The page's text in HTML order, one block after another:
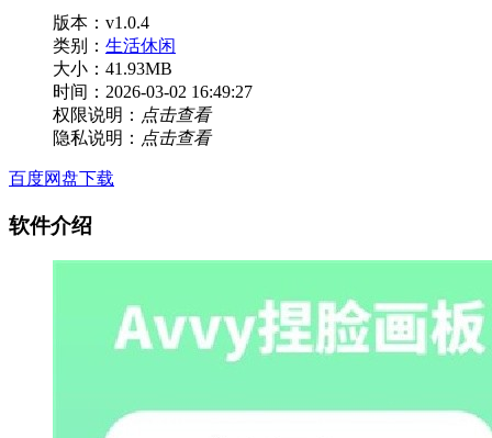
版本：v1.0.4
类别： 生活休闲
大小：41.93MB
时间：2026-03-02 16:49:27
权限说明： 点击查看
隐私说明： 点击查看
百度网盘下载
软件介绍